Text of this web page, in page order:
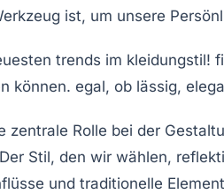
ist, um unsere
zentrale Rolle bei der
Stil, den wir wählen,
und traditionelle